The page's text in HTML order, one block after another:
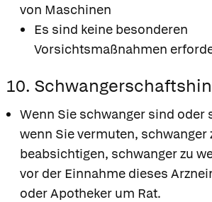
von Maschinen
Es sind keine besonderen
Vorsichtsmaßnahmen
10.
Wenn Sie schwanger sind oder
wenn Sie vermuten, schwanger
beabsichtigen, schwanger zu
vor der Einnahme dieses
oder Apotheker um Rat.